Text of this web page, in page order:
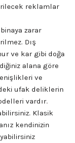
reklamlar
zarar
Dış
ve kar gibi doğa
alana göre
ve
ufak deliklerin
vardır.
Klasik
kendinizin